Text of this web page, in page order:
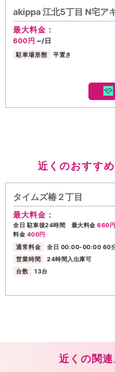
akippa 江北5丁目 N宅ア
最大料金：
600円 ~/日
駐車場形態 平置き
近くのおすす
タイムズ椿２丁目
最大料金：
全日 駐車後24時間 最大料金660円
料金 400円
通常料金
全日 00:00-00:00 60
営業時間
24時間入出庫可
台数
13台
近くの関